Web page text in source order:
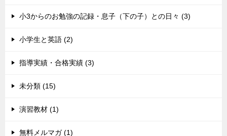
小3からのお勉強の記録・息子（下の子）との日々 (3)
小学生と英語 (2)
指導実績・合格実績 (3)
未分類 (15)
演習教材 (1)
無料メルマガ (1)